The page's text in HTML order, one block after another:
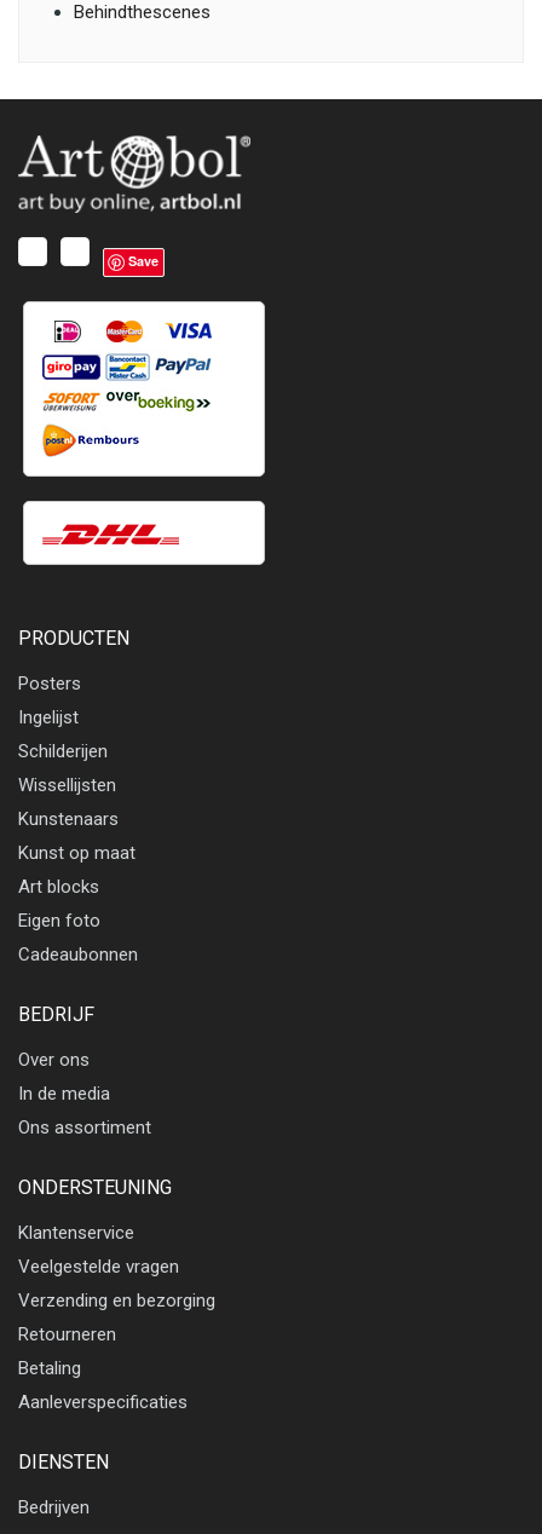
Behindthescenes
Save
PRODUCTEN
Posters
Ingelijst
Schilderijen
Wissellijsten
Kunstenaars
Kunst op maat
Art blocks
Eigen foto
Cadeaubonnen
BEDRIJF
Over ons
In de media
Ons assortiment
ONDERSTEUNING
Klantenservice
Veelgestelde vragen
Verzending en bezorging
Retourneren
Betaling
Aanleverspecificaties
DIENSTEN
Bedrijven